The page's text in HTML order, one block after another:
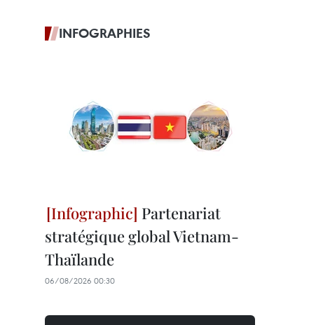
INFOGRAPHIES
Partenariat
stratégique global Vietnam-
Thaïlande
06/08/2026 00:30